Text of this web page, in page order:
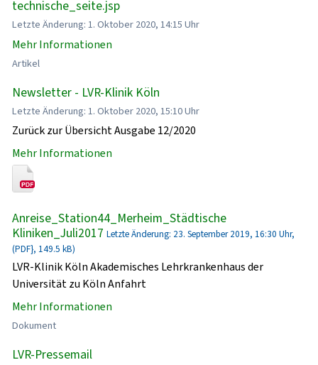
technische_seite.jsp
Letzte Änderung: 1. Oktober 2020, 14:15 Uhr
Mehr Informationen
Artikel
Newsletter - LVR-Klinik Köln
Letzte Änderung: 1. Oktober 2020, 15:10 Uhr
Zurück zur Übersicht Ausgabe 12/2020
Mehr Informationen
Anreise_Station44_Merheim_Städtische
Kliniken_Juli2017 Letzte Änderung: 23. September 2019, 16:30 Uhr,
(PDF}, 149.5 kB)
LVR-Klinik Köln Akademisches Lehrkrankenhaus der
Universität zu Köln Anfahrt
Mehr Informationen
Dokument
LVR-Pressemail